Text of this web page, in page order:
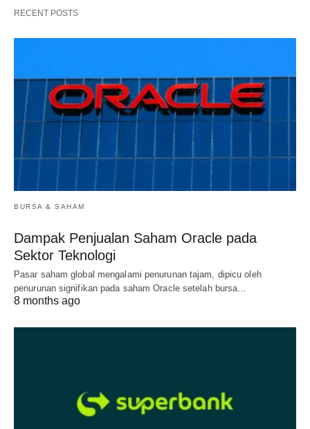
RECENT POSTS
BURSA & SAHAM
Dampak Penjualan Saham Oracle pada
Sektor Teknologi
Pasar saham global mengalami penurunan tajam, dipicu oleh
penurunan signifikan pada saham Oracle setelah bursa…
8 months ago